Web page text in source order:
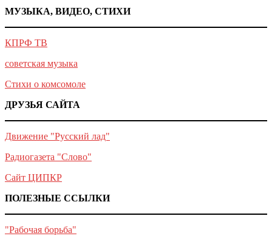
МУЗЫКА, ВИДЕО, СТИХИ
КПРФ ТВ
советская музыка
Стихи о комсомоле
ДРУЗЬЯ САЙТА
Движение "Русский лад"
Радиогазета "Слово"
Сайт ЦИПКР
ПОЛЕЗНЫЕ ССЫЛКИ
"Рабочая борьба"